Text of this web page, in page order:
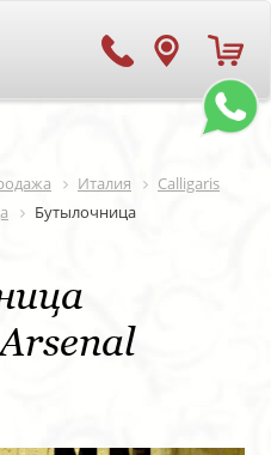
Италия
Calligaris
Бутылочница